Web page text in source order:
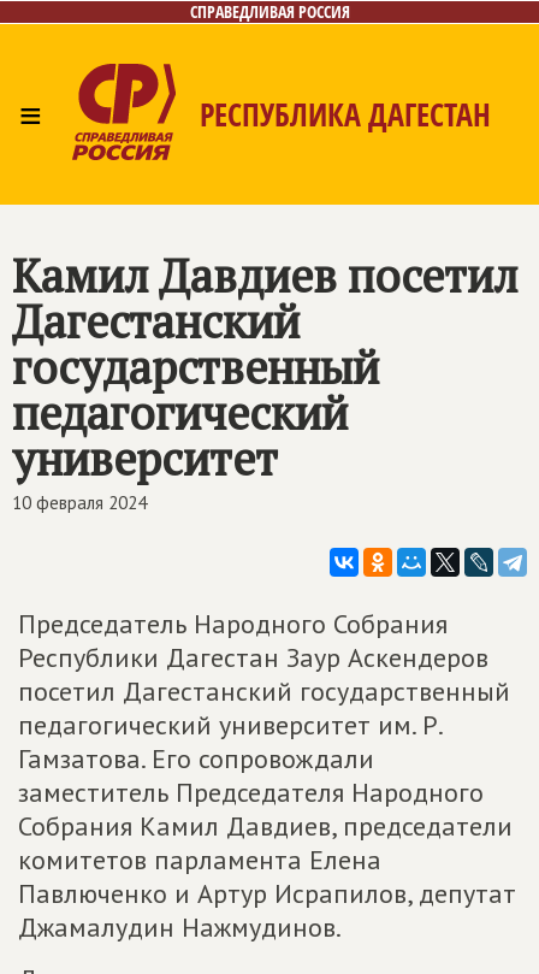
СПРАВЕДЛИВАЯ РОССИЯ
≡ РЕСПУБЛИКА ДАГЕСТАН
Камил Давдиев посетил
Дагестанский
государственный
педагогический
университет
10 февраля 2024
Председатель Народного Собрания
Республики Дагестан Заур Аскендеров
посетил Дагестанский государственный
педагогический университет им. Р.
Гамзатова. Его сопровождали
заместитель Председателя Народного
Собрания Камил Давдиев, председатели
комитетов парламента Елена
Павлюченко и Артур Исрапилов, депутат
Джамалудин Нажмудинов.